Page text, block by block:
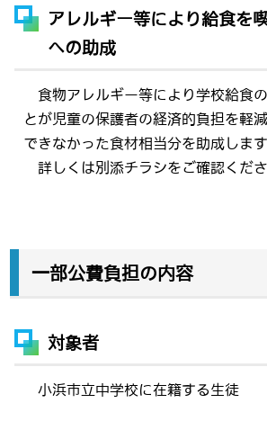
アレルギー等により給食を
への助成
食物アレルギー等により学校給食
とが児童の保護者の経済的負担を軽
できなかった食材相当分を助成します
詳しくは別添チラシをご確認くださ
一部公費負担の内容
対象者
小浜市立中学校に在籍する生徒